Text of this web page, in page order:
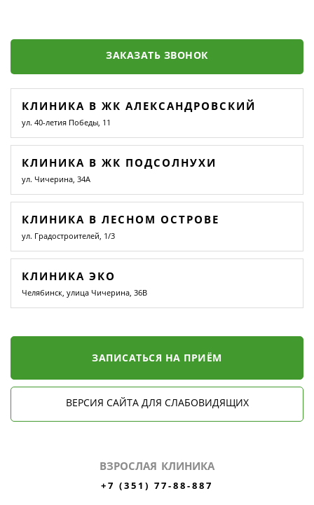
ЗАКАЗАТЬ ЗВОНОК
КЛИНИКА В ЖК АЛЕКСАНДРОВСКИЙ
ул. 40-летия Победы, 11
КЛИНИКА В ЖК ПОДСОЛНУХИ
ул. Чичерина, 34А
КЛИНИКА В ЛЕСНОМ ОСТРОВЕ
ул. Градостроителей, 1/3
КЛИНИКА ЭКО
Челябинск, улица Чичерина, 36В
ЗАПИСАТЬСЯ НА ПРИЁМ
ВЕРСИЯ САЙТА ДЛЯ СЛАБОВИДЯЩИХ
ВЗРОСЛАЯ КЛИНИКА
+7 (351) 77-88-887